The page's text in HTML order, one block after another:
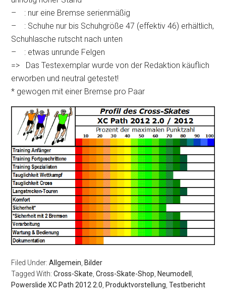
– : nur eine Bremse serienmäßig
– : Schuhe nur bis Schuhgröße 47 (effektiv 46) erhältlich,
Schuhlasche rutscht nach unten
– : etwas unrunde Felgen
=> Das Testexemplar wurde von der Redaktion käuflich
erworben und neutral getestet!
* gewogen mit einer Bremse pro Paar
Filed Under:Allgemein Bilder
Tagged With:Cross-Skate ,Cross-Skate-Shop Neumodell
Powerslide XC Path 2012 2.0 Produktvorstellung ,Testbericht